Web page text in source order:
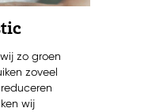
zo groen
zoveel
wij